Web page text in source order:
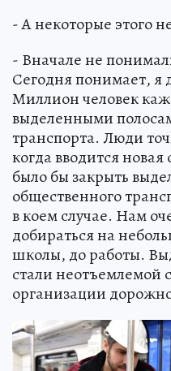
- А некоторые этого
- Вначале не
Сегодня понимает, я
Миллион человек
выделенными
транспорта. Люди
когда вводится
было бы закрыть
общественного
в коем случае. Нам
добираться на
школы, до работы.
стали неотъемлемой
организации